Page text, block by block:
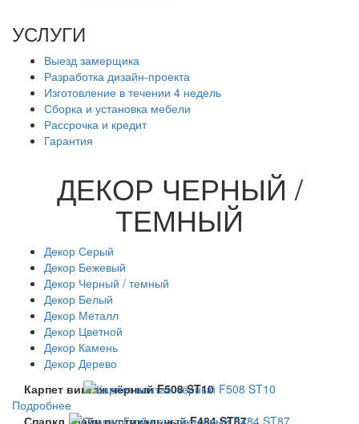
УСЛУГИ
Выезд замерщика
Разработка дизайн-проекта
Изготовление в течении 4 недель
Сборка и установка мебели
Рассрочка и кредит
Гарантия
ДЕКОР ЧЕРНЫЙ /
ТЕМНЫЙ
Декор Серый
Декор Бежевый
Декор Черный / темный
Декор Белый
Декор Металл
Декор Цветной
Декор Камень
Декор Дерево
Карпет винтаж чёрный F508 ST10
Подробнее
Спаркл Грэйн рустикальный F484 ST87